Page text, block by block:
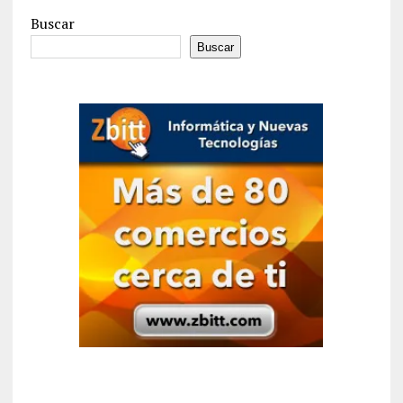
Buscar
Buscar